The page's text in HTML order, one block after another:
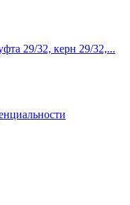
29/32, керн 29/32,...